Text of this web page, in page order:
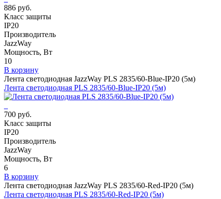
886 руб.
Класс защиты
IP20
Производитель
JazzWay
Мощность, Вт
10
В корзину
Лента светодиодная JazzWay PLS 2835/60-Blue-IP20 (5м)
Лента светодиодная PLS 2835/60-Blue-IP20 (5м)
700 руб.
Класс защиты
IP20
Производитель
JazzWay
Мощность, Вт
6
В корзину
Лента светодиодная JazzWay PLS 2835/60-Red-IP20 (5м)
Лента светодиодная PLS 2835/60-Red-IP20 (5м)